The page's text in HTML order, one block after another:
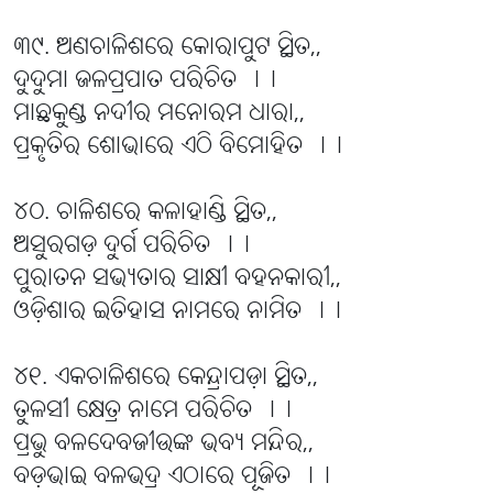
୩୯. ଅଣଚାଳିଶରେ କୋରାପୁଟ ସ୍ଥିତ,,
ଦୁଦୁମା ଜଳପ୍ରପାତ ପରିଚିତ ।।
ମାଛକୁଣ୍ଡ ନଦୀର ମନୋରମ ଧାରା,,
ପ୍ରକୃତିର ଶୋଭାରେ ଏଠି ବିମୋହିତ ।।
୪୦. ଚାଳିଶରେ କଳାହାଣ୍ଡି ସ୍ଥିତ,,
ଅସୁରଗଡ଼ ଦୁର୍ଗ ପରିଚିତ ।।
ପୁରାତନ ସଭ୍ୟତାର ସାକ୍ଷୀ ବହନକାରୀ,,
ଓଡ଼ିଶାର ଇତିହାସ ନାମରେ ନାମିତ ।।
୪୧. ଏକଚାଳିଶରେ କେନ୍ଦ୍ରାପଡ଼ା ସ୍ଥିତ,,
ତୁଳସୀ କ୍ଷେତ୍ର ନାମେ ପରିଚିତ ।।
ପ୍ରଭୁ ବଳଦେବଜୀଉଙ୍କ ଭବ୍ୟ ମନ୍ଦିର,,
ବଡ଼ଭାଇ ବଳଭଦ୍ର ଏଠାରେ ପୂଜିତ ।।